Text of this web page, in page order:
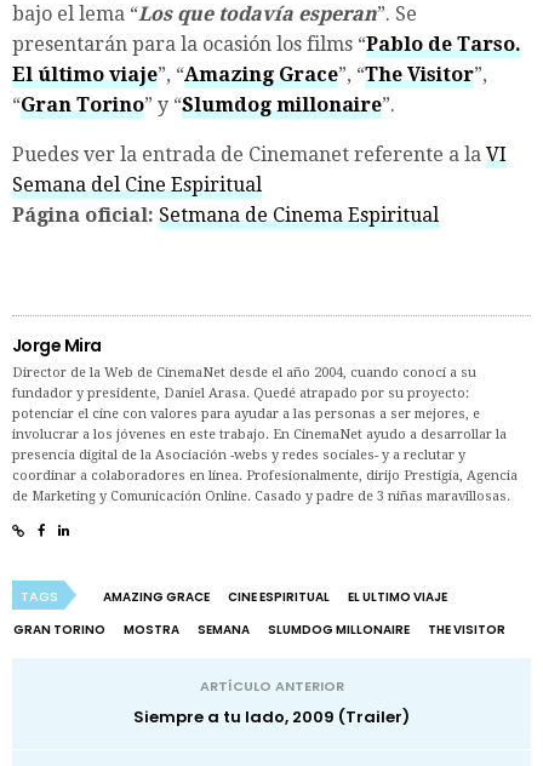
bajo el lema “Los que todavía esperan”. Se
presentarán para la ocasión los films “Pablo de Tarso.
El último viaje”, “Amazing Grace”, “The Visitor”,
“Gran Torino” y “Slumdog millonaire”.
Puedes ver la entrada de Cinemanet referente a la VI
Semana del Cine Espiritual
Página oficial: Setmana de Cinema Espiritual
Jorge Mira
Director de la Web de CinemaNet desde el año 2004, cuando conocí a su
fundador y presidente, Daniel Arasa. Quedé atrapado por su proyecto:
potenciar el cine con valores para ayudar a las personas a ser mejores, e
involucrar a los jóvenes en este trabajo. En CinemaNet ayudo a desarrollar la
presencia digital de la Asociación -webs y redes sociales- y a reclutar y
coordinar a colaboradores en línea. Profesionalmente, dirijo Prestigia, Agencia
de Marketing y Comunicación Online. Casado y padre de 3 niñas maravillosas.
TAGS AMAZING GRACE CINE ESPIRITUAL
EL ULTIMO VIAJE
GRAN TORINO
MOSTRA SEMANA SLUMDOG MILLONAIRE THE VISITOR
ARTÍCULO ANTERIOR
Siempre a tu lado, 2009 (Trailer)